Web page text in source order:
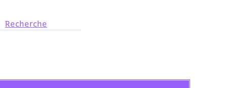
Recherche